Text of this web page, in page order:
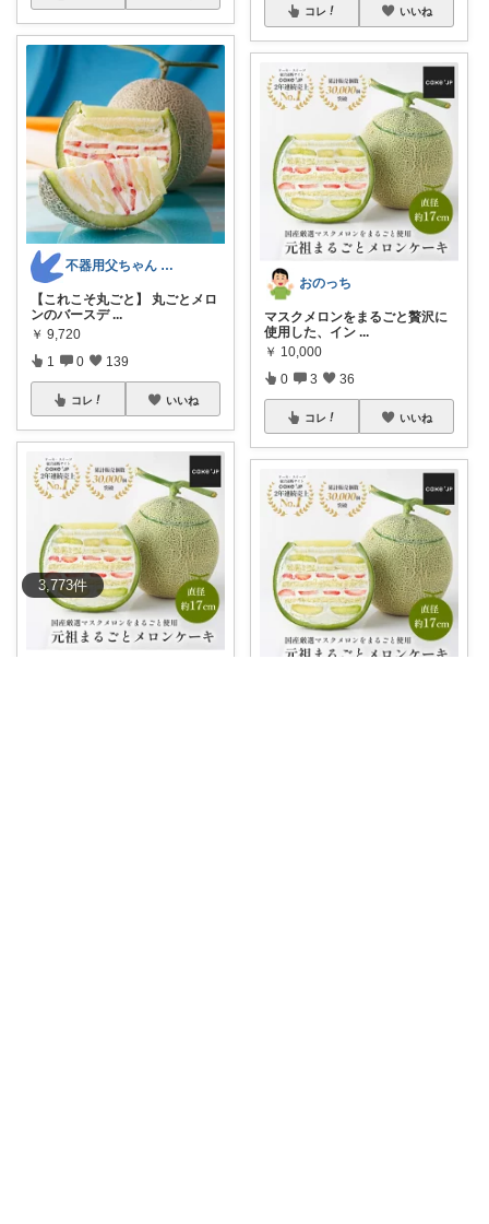
3,773件
不器用父ちゃん 送料無料お得スイーツ🍩
【これこそ丸ごと】 丸ごとメロ
ンのバースデ ...
￥ 9,720
1 0 139
コレ いいね
コレ いいね
おのっち
マスクメロンをまるごと贅沢に
使用した、イン ...
￥ 10,000
0 3 36
コレ いいね